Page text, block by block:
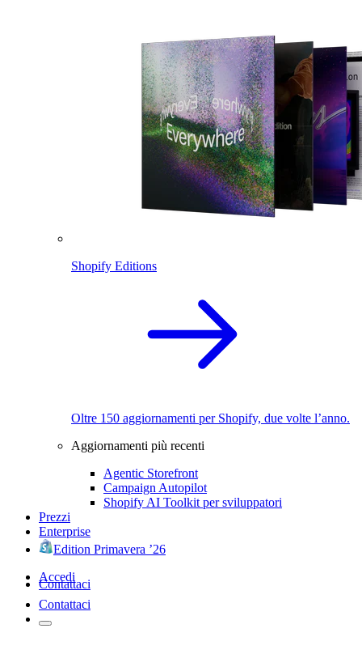
Shopify Editions
Oltre 150 aggiornamenti per Shopify, due volte l’anno.
Aggiornamenti più recenti
Agentic Storefront
Campaign Autopilot
Shopify AI Toolkit per sviluppatori
Prezzi
Enterprise
Edition Primavera ’26
Accedi
Contattaci
Contattaci